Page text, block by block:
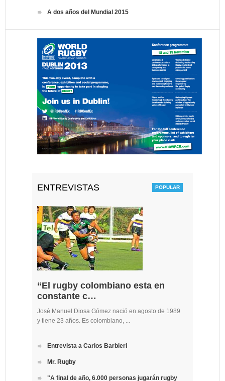
A dos años del Mundial 2015
ENTREVISTAS
“El rugby colombiano esta en
constante c…
José Manuel Diosa Gómez nació en agosto de 1989
y tiene 23 años. Es colombiano, ...
Entrevista a Carlos Barbieri
Mr. Rugby
"A final de año, 6.000 personas jugarán rugby